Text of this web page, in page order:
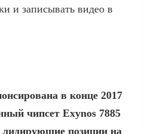
и записывать видео в
в конце 2017
чипсет Exynos 7885
лидирующие позиции на